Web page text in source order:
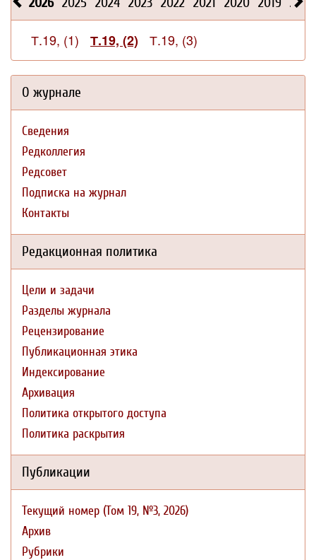
Т.19, (1) Т.19, (2) Т.19, (3)
О журнале
Сведения
Редколлегия
Редсовет
Подписка на журнал
Контакты
Редакционная политика
Цели и задачи
Разделы журнала
Рецензирование
Публикационная этика
Индексирование
Архивация
Политика открытого доступа
Политика раскрытия
Публикации
Текущий номер (Том 19, №3, 2026)
Архив
Рубрики